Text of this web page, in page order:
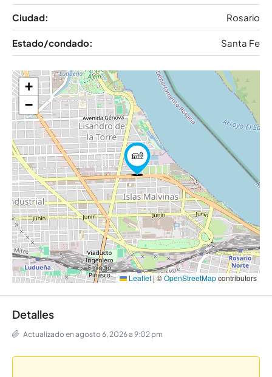
Ciudad: Rosario
Estado/condado: Santa Fe
+
−
Leaflet | ©OpenStreetMapcontributors
Detalles
Actualizado en agosto 6, 2026 a 9:02 pm